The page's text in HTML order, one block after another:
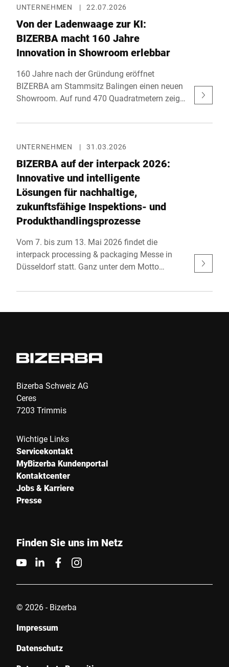
an Stand F40 in der Haupthalle innovative
Lösungen für effiziente Versandprozesse.
Parallel zur Messe findet mit der eCommerce
Expo zudem das grösste E-Commerce-Event
des Vereinigten Königreichs statt.
UNTERNEHMEN | 22.07.2026
Von der Ladenwaage zur KI:
BIZERBA macht 160 Jahre
Innovation in Showroom erlebbar
160 Jahre nach der Gründung eröffnet
BIZERBA am Stammsitz Balingen einen neuen
Showroom. Auf rund 470 Quadratmetern zeigt
Objekterkennung, Self-Checkout sowie
Automatisierungslösungen reale Prozesse in
Handel und Industrie verbessern. Mit einer
Investition von rund 1,5 Millionen Euro setzt
BIZERBA ein klares Zeichen für seinen Ur-
sprungsort und heutigen Hauptsitz.
UNTERNEHMEN | 31.03.2026
BIZERBA auf der interpack 2026:
Innovative und intelligente
Lösungen für nachhaltige,
zukunftsfähige Inspektions- und
Produkthandlingsprozesse
Vom 7. bis zum 13. Mai 2026 findet die
interpack processing & packaging Messe in
Düsseldorf statt. Ganz unter dem Motto
End-of-Line-Prozesse sowie integrative
Fachpublikum vor. Zu finden ist BIZERBA in
Bizerba Schweiz AG
Ceres
7203 Trimmis
Wichtige Links
Servicekontakt
MyBizerba Kundenportal
Kontaktcenter
Jobs & Karriere
Presse
Finden Sie uns im Netz
© 2026 - Bizerba
Impressum
Datenschutz